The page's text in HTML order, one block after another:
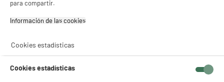
Recogida en 1h:Gratuita
para compartir.
Información de las cookies‎
Cookies estadísticas
Cookies estadísticas